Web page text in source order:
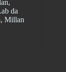
da
Millan